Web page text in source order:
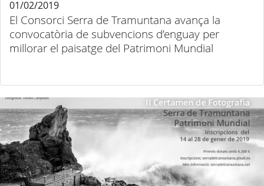
El Consorci Serra de Tramuntana avança la
convocatòria de subvencions d’enguay per
millorar el paisatge del Patrimoni Mundial
01/02/2019